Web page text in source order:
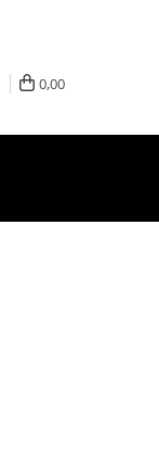
0,00